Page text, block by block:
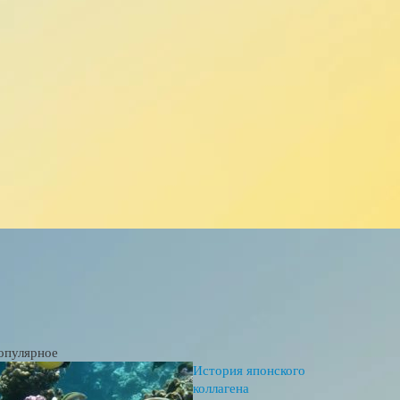
История японского
коллагена